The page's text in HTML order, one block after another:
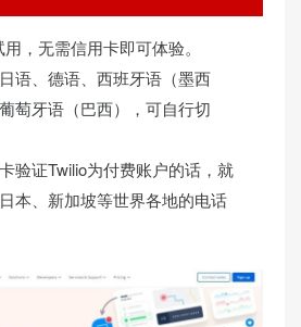
，无需信用卡即可体验。
语、德语、西班牙语（墨西
萄牙语（巴西），可自行切
验证Twilio为付费账户的话，就
本、新加坡等世界各地的电话